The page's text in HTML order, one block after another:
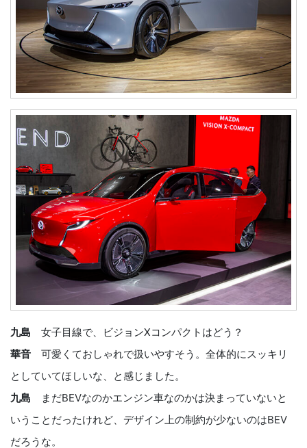
九島 女子目線で、ビジョンXコンパクトはどう？
華音 可愛くておしゃれで扱いやすそう。全体的にスッキリ
としていてほしいな、と感じました。
九島 まだBEVなのかエンジン車なのかは決まっていないと
いうことだったけれど、デザイン上の制約が少ないのはBEV
だろうな。